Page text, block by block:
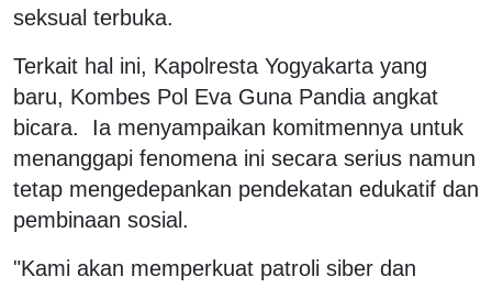
seksual terbuka.
Terkait hal ini, Kapolresta Yogyakarta yang
baru, Kombes Pol Eva Guna Pandia angkat
bicara. Ia menyampaikan komitmennya untuk
menanggapi fenomena ini secara serius namun
tetap mengedepankan pendekatan edukatif dan
pembinaan sosial.
"Kami akan memperkuat patroli siber dan